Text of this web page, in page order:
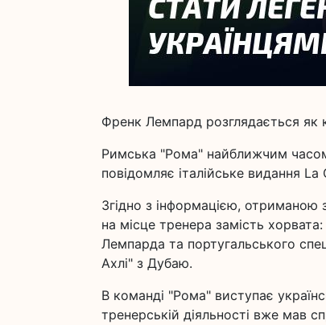
Френк Лемпард розглядається як
Римська "Рома" найближчим
повідомляє італійське видання
Згідно з інформацією, отриманою
на місце тренера замість
Лемпарда та португальського
Ахлі" з Дубаю.
В команді "Рома" виступає
тренерській діяльності вже мав